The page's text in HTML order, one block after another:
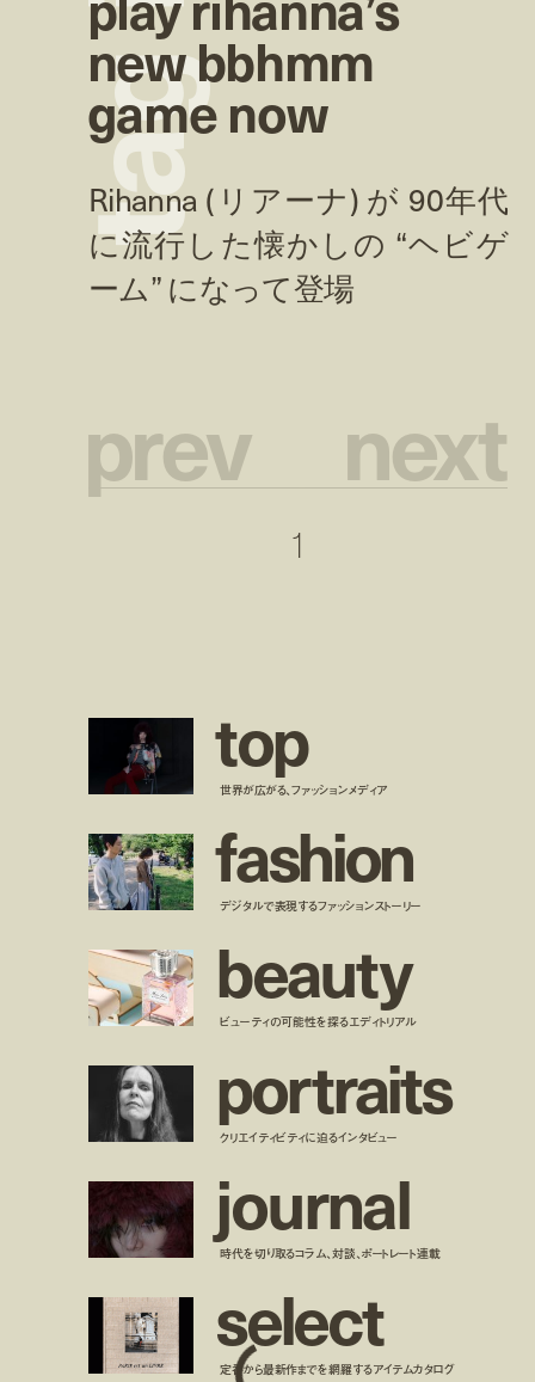
t
a
g
new bbhmm
game now
prev next
1
top
世界が広がる、ファッションメディア
fashion
デジタルで表現するファッションストーリー
beauty
ビューティの可能性を探るエディトリアル
portraits
クリエイティビティに迫るインタビュー
journal
時代を切り取るコラム、対談、ポートレート連載
select
定番から最新作までを網羅するアイテムカタログ